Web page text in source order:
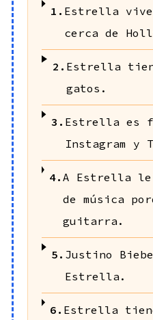
1. Estrella vive
cerca de
2. Estrella
gatos.
3. Estrella es
Instagram y
4. A Estrella
de música
guitarra.
5. Justino
Estrella.
6. Estrella